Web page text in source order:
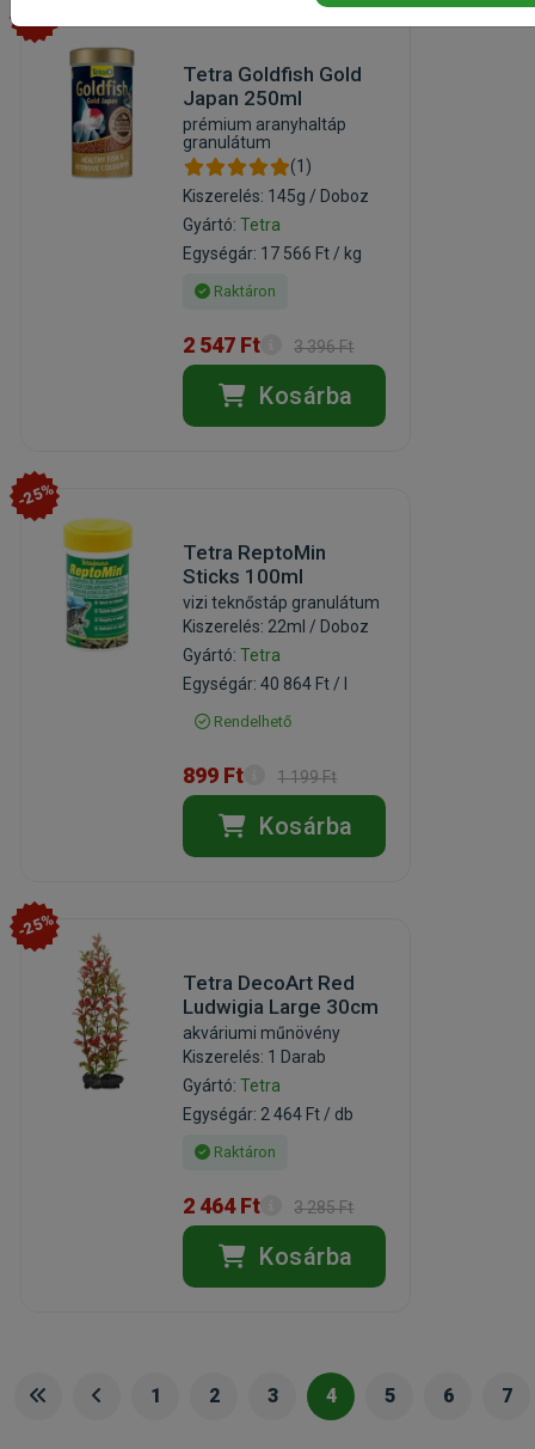
-25%
Tetra Goldfish Gold
Japan 250ml
prémium aranyhaltáp
granulátum
(1)
Kiszerelés: 145g / Doboz
Gyártó:Tetra
Egységár: 17 566 Ft / kg
Raktáron
2 547 Ft 3 396 Ft
Kosárba
-25%
Tetra ReptoMin
Sticks 100ml
vizi teknőstáp granulátum
Kiszerelés: 22ml / Doboz
Gyártó:Tetra
Egységár: 40 864 Ft / l
Rendelhető
899 Ft 1 199 Ft
Kosárba
-25%
Tetra DecoArt Red
Ludwigia Large 30cm
akváriumi műnövény
Kiszerelés: 1 Darab
Gyártó:Tetra
Egységár: 2 464 Ft / db
Raktáron
2 464 Ft 3 285 Ft
Kosárba
1 2 3 4 5 6 7